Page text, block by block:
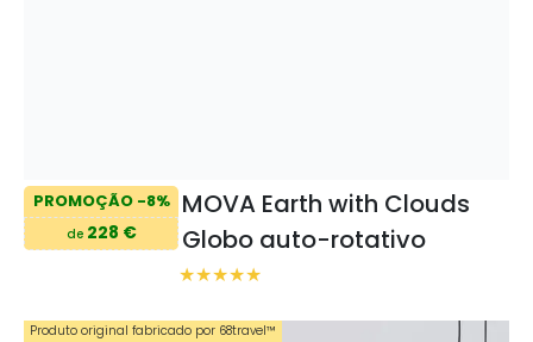
PROMOÇÃO -8%
de228 €
MOVA Earth with Clouds
Globo auto-rotativo
Produto original fabricado por 68travel™️